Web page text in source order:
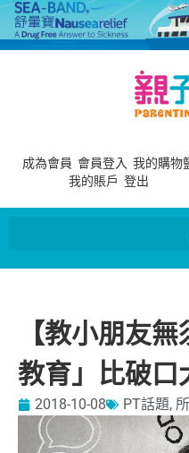
成為會員 會員登入 我的購物
我的賬戶 登出
【教小朋友
教育」比破口
2018-10-08 PT話題,